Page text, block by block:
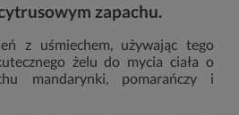
zapachu.
z uśmiechem, używając tego
żelu do mycia ciała o
mandarynki, pomarańczy i